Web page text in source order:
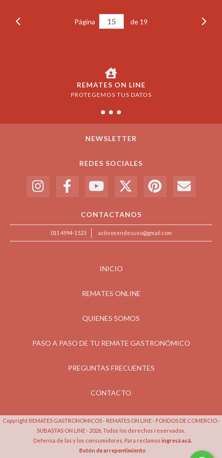
Página de 19
REMATES ON LINE
PROTEGEMOS TUS DATOS
NEWSLETTER
REDES SOCIALES
CONTACTANOS
011 4994-1523 activosendesuso@gmail.com
INICIO
REMATES ONLINE
QUIENES SOMOS
PASO A PASO DE TU REMATE GASTRONÓMICO
PREGUNTAS FRECUENTES
CONTACTO
Copyright REMATES GASTRONOMICOS - REMATES ON LINE - FONDOS DE COMERCIO -
SUBASTAS ON LINE - 2026. Todos los derechos reservados.
Defensa de las y los consumidores. Para reclamos ingresá acá.
Botón de arrepentimiento